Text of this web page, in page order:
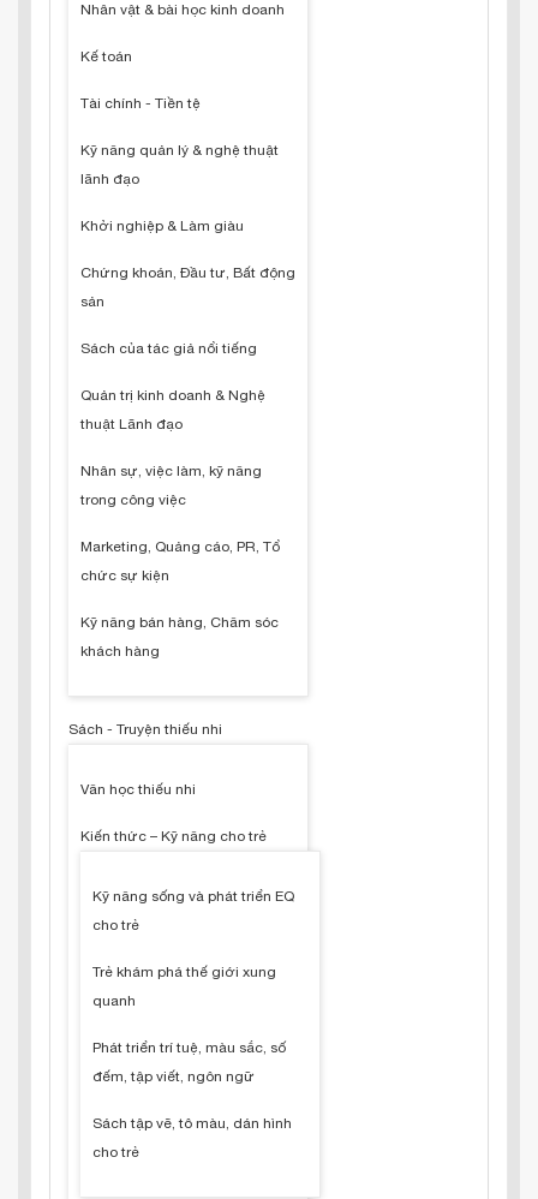
Nhân vật & bài học kinh doanh
Kế toán
Tài chính - Tiền tệ
Kỹ năng quản lý & nghệ thuật
lãnh đạo
Khởi nghiệp & Làm giàu
Chứng khoán, Đầu tư, Bất động
sản
Sách của tác giả nổi tiếng
Quản trị kinh doanh & Nghệ
thuật Lãnh đạo
Nhân sự, việc làm, kỹ năng
trong công việc
Marketing, Quảng cáo, PR, Tổ
chức sự kiện
Kỹ năng bán hàng, Chăm sóc
khách hàng
Sách - Truyện thiếu nhi
Văn học thiếu nhi
Kiến thức – Kỹ năng cho trẻ
Kỹ năng sống và phát triển EQ
cho trẻ
Trẻ khám phá thế giới xung
quanh
Phát triển trí tuệ, màu sắc, số
đếm, tập viết, ngôn ngữ
Sách tập vẽ, tô màu, dán hình
cho trẻ